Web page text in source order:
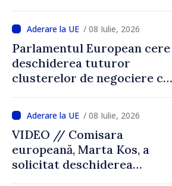
„Moldova merge înainte. Pas
cu pas, tot mai aproape de
Uniunea Europeană”
/ 08 Iulie, 2026
Parlamentul European cere
deschiderea tuturor
clusterelor de negociere cu
susținut cu majoritate de
voturi
/ 08 Iulie, 2026
VIDEO // Comisara
europeană, Marta Kos, a
solicitat deschiderea